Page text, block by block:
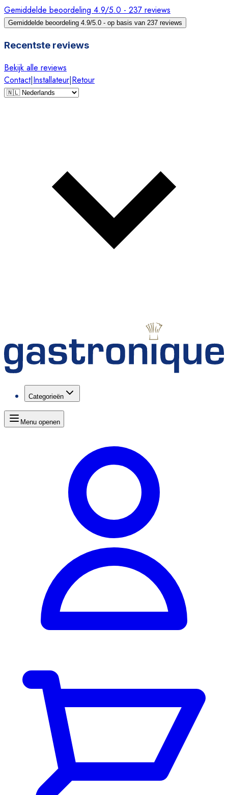
Gemiddelde beoordeling 4.9/5.0 - 237 reviews
Gemiddelde beoordeling 4.9/5.0 - op basis van 237 reviews
Recentste reviews
Bekijk alle reviews
Contact|Installateur|Retour
Categorieën
Menu openen